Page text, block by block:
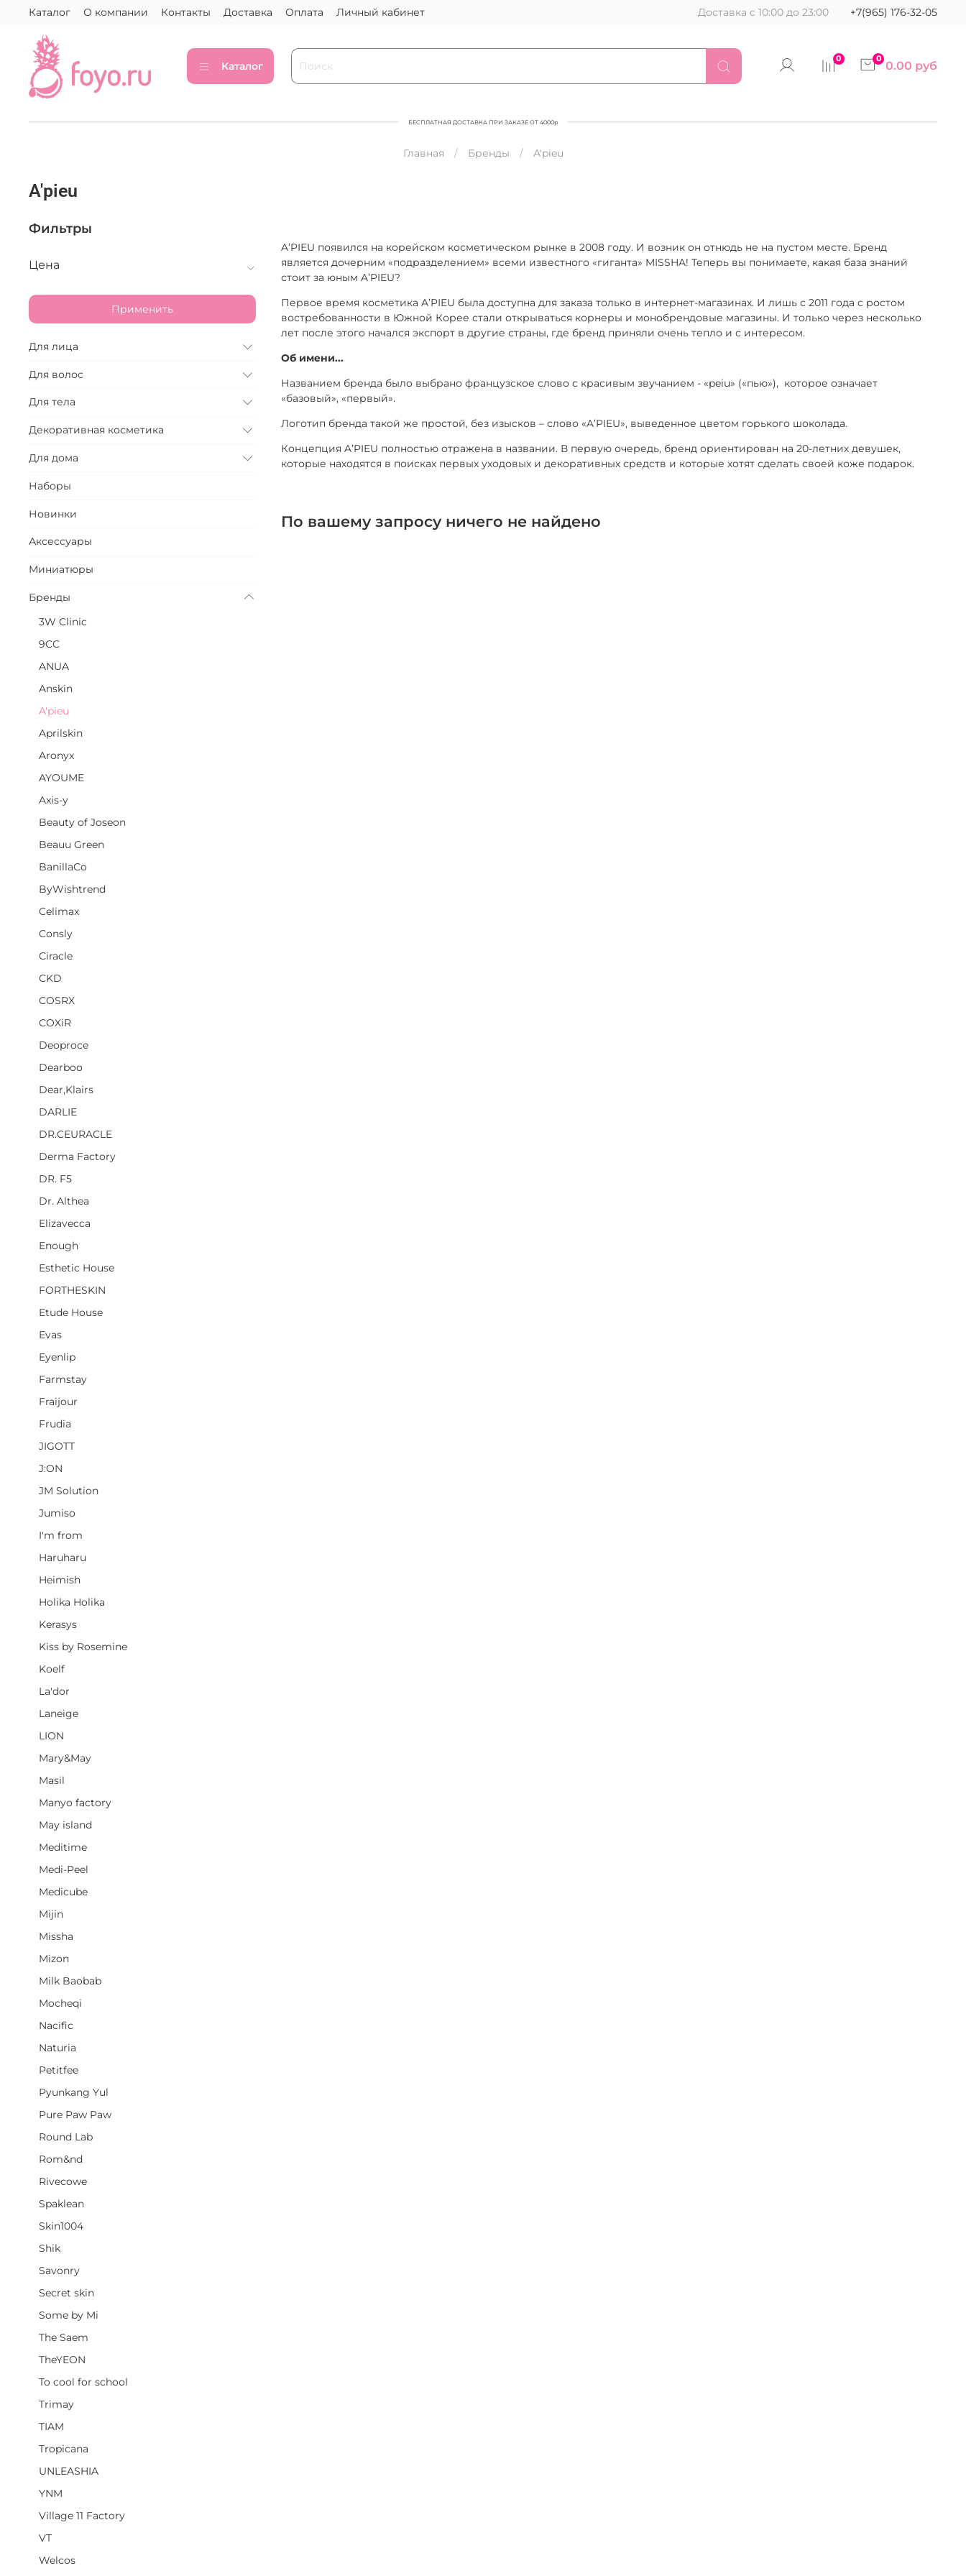
Каталог О компании Контакты Доставка Оплата Личный кабинет Доставка с 10:00 до 23:00 +7(965) 176-32-05
Каталог
0 0 0.00 руб
БЕСПЛАТНАЯ ДОСТАВКА ПРИ ЗАКАЗЕ ОТ 4000р
Главная Бренды A'pieu
A'pieu
A’PIEU появился на корейском косметическом рынке в 2008 году. И возник он отнюдь не на пустом месте. Бренд
является дочерним «подразделением» всеми известного «гиганта» MISSHA! Теперь вы понимаете, какая база знаний
стоит за юным A’PIEU?
Первое время косметика A’PIEU была доступна для заказа только в интернет-магазинах. И лишь с 2011 года с ростом
востребованности в Южной Корее стали открываться корнеры и монобрендовые магазины. И только через несколько
лет после этого начался экспорт в другие страны, где бренд приняли очень тепло и с интересом.
Об имени...
Названием бренда было выбрано французское слово с красивым звучанием - «peiu» («пью»), которое означает
«базовый», «первый».
Логотип бренда такой же простой, без изысков – слово «A’PIEU», выведенное цветом горького шоколада.
Концепция A’PIEU полностью отражена в названии. В первую очередь, бренд ориентирован на 20-летних девушек,
которые находятся в поисках первых уходовых и декоративных средств и которые хотят сделать своей коже подарок.
По вашему запросу ничего не найдено
Фильтры
Цена
Применить
Для лица
Для волос
Для тела
Декоративная косметика
Для дома
Наборы
Новинки
Аксессуары
Миниатюры
Бренды
3W Clinic
9CC
ANUA
Anskin
A'pieu
Aprilskin
Aronyx
AYOUME
Axis-y
Beauty of Joseon
Beauu Green
BanillaCo
ByWishtrend
Celimax
Consly
Ciracle
CKD
COSRX
COXiR
Deoproce
Dearboo
Dear,Klairs
DARLIE
DR.CEURACLE
Derma Factory
DR. F5
Dr. Althea
Elizavecca
Enough
Esthetic House
FORTHESKIN
Etude House
Evas
Eyenlip
Farmstay
Fraijour
Frudia
JIGOTT
J:ON
JM Solution
Jumiso
I'm from
Haruharu
Heimish
Holika Holika
Kerasys
Kiss by Rosemine
Koelf
La'dor
Laneige
LION
Mary&May
Masil
Manyo factory
May island
Meditime
Medi-Peel
Medicube
Mijin
Missha
Mizon
Milk Baobab
Mocheqi
Nacific
Naturia
Petitfee
Pyunkang Yul
Pure Paw Paw
Round Lab
Rom&nd
Rivecowe
Spaklean
Skin1004
Shik
Savonry
Secret skin
Some by Mi
The Saem
TheYEON
To cool for school
Trimay
TIAM
Tropicana
UNLEASHIA
YNM
Village 11 Factory
VT
Welcos